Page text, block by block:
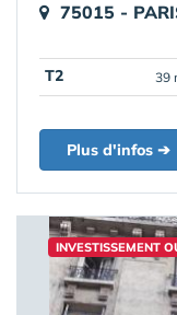
75015 -
T2 39
Plus d'infos ➔
INVESTISSEMENT